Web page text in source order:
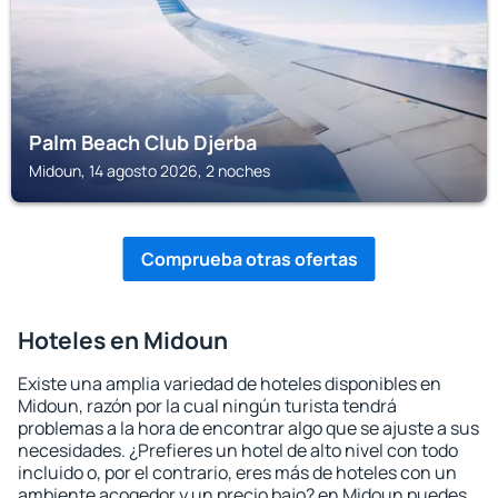
Palm Beach Club Djerba
Midoun, 14 agosto 2026, 2 noches
Comprueba otras ofertas
Hoteles en Midoun
Existe una amplia variedad de hoteles disponibles en
Midoun, razón por la cual ningún turista tendrá
problemas a la hora de encontrar algo que se ajuste a sus
necesidades. ¿Prefieres un hotel de alto nivel con todo
incluido o, por el contrario, eres más de hoteles con un